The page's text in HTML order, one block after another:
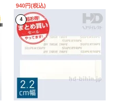
940円(税込)
4